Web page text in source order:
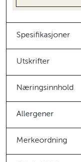
Spesifikasjoner
Utskrifter
Næringsinnhold
Allergener
Merkeordning